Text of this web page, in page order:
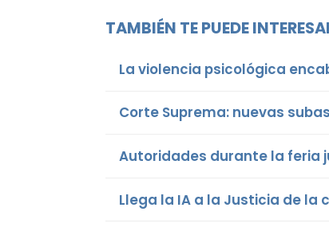
TAMBIÉN TE PUEDE
La violencia psicológica
Corte Suprema: nuevas
Autoridades durante la feria
Llega la IA a la Justicia de la